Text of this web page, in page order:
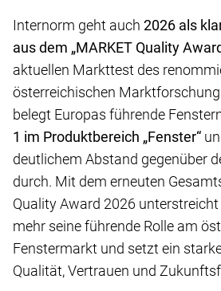
Internorm geht auch 2026 als
aus dem „MARKET Quality
aktuellen Markttest des
österreichischen
belegt Europas führende
1 im Produktbereich „Fenster“
deutlichem Abstand gegenüber
durch. Mit dem erneuten
Quality Award 2026
mehr seine führende Rolle am
Fenstermarkt und setzt ein
Qualität, Vertrauen und